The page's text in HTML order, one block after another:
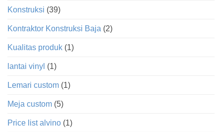
Konstruksi (39)
Kontraktor Konstruksi Baja (2)
Kualitas produk (1)
lantai vinyl (1)
Lemari custom (1)
Meja custom (5)
Price list alvino (1)